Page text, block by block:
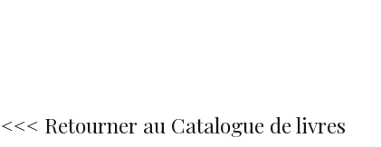
<<< Retourner au Catalogue de livres